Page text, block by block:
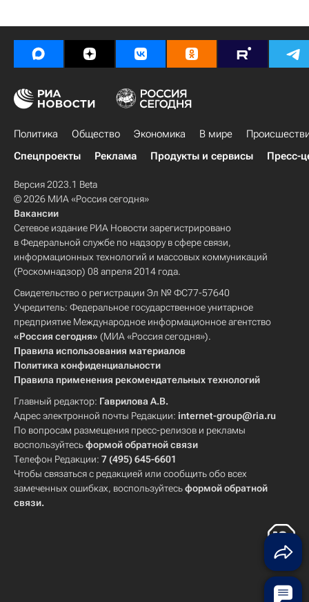
Политика Общество Экономика В мире
Спецпроекты
Реклама Продукты и сервисы Пресс-
Версия 2023.1 Beta
© 2026 МИА «Россия сегодня»
Вакансии
Сетевое издание РИА Новости зарегистрировано
в Федеральной службе по надзору в сфере связи,
информационных технологий и массовых коммуникаций
(Роскомнадзор) 08 апреля 2014 года.
Свидетельство о регистрации Эл № ФС77-57640
Учредитель: Федеральное государственное унитарное
предприятие Международное информационное агентство
«Россия сегодня» (МИА «Россия сегодня»).
Правила использования материалов
Политика конфиденциальности
Правила применения рекомендательных технологий
Главный редактор: Гаврилова А.В.
Адрес электронной почты Редакции: internet-group@ria.ru
По вопросам размещения пресс-релизов и рекламы
воспользуйтесьформой обратной связи
Телефон Редакции: 7 (495) 645-6601
Чтобы связаться с редакцией или сообщить обо всех
замеченных ошибках, воспользуйтесьформой обратной
связи.